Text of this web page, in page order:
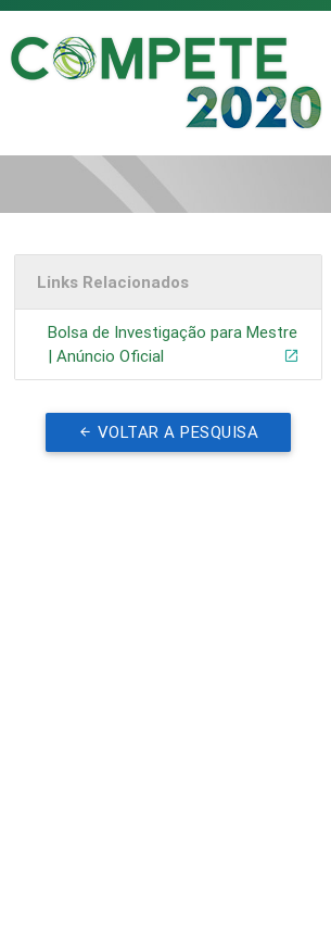
Links Relacionados
Bolsa de Investigação para Mestre
| Anúncio Oficial
VOLTAR A PESQUISA